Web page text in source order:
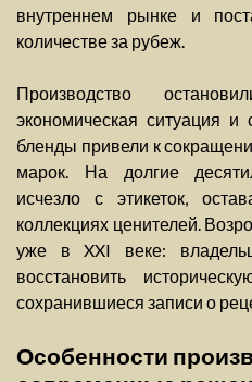
внутреннем рынке и
количестве за рубеж.
Производство
экономическая ситуация
бленды привели к
марок. На долгие
исчезло с этикеток,
коллекциях ценителей.
уже в XXI веке:
восстановить
сохранившиеся записи о
Особенности